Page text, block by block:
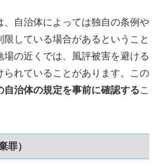
、自治体によっては独自の条例や
限している場合があるということ
の近くでは、風評被害を避ける
られていることがあります。この
自治体の規定を事前に確認するこ
罪）